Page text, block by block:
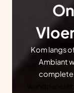
Kom langs
Ambiant
complete